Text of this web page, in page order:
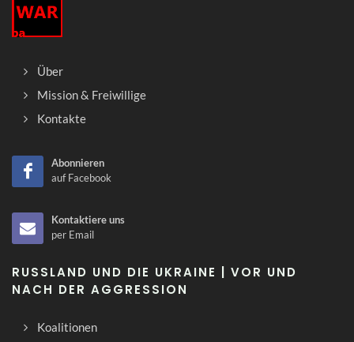
Über
Mission & Freiwillige
Kontakte
Abonnieren
auf Facebook
Kontaktiere uns
per Email
RUSSLAND UND DIE UKRAINE | VOR UND
NACH DER AGGRESSION
Koalitionen